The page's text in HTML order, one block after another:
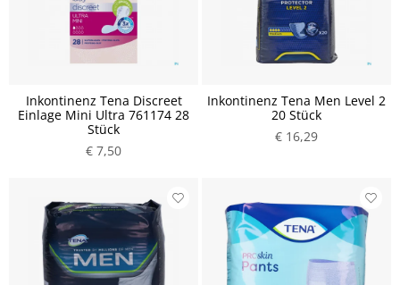
Inkontinenz Tena Discreet
Einlage Mini Ultra 761174 28
Stück
€ 7,50
Inkontinenz Tena Men Level 2
20 Stück
€ 16,29